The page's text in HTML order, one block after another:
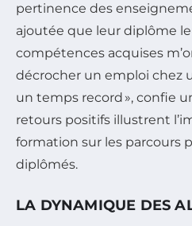
pertinence des
ajoutée que leur diplôme
compétences acquises
décrocher un emploi chez
un temps record », confie
retours positifs illustrent
formation sur les parcours
diplômés.
LA DYNAMIQUE DES